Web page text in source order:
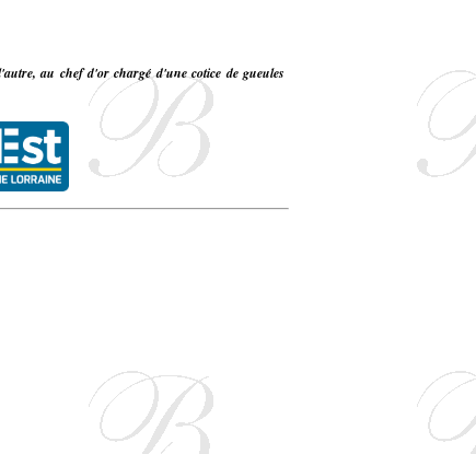
au chef d'or chargé d'une cotice de gueules